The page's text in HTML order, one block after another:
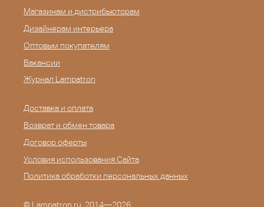
Магазинам и дистрибьюторам
Дизайнерам интерьера
Оптовым покупателям
Вакансии
Журнал Lampatron
Доставка и оплата
Возврат и обмен товара
Договор оферты
Условия использования Сайта
Политика обработки персональных данных
© Lampatron.ru , 2014—2026